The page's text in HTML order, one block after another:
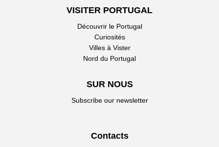
VISITER PORTUGAL
Découvrir le Portugal
Curiosités
Villes à Vister
Nord du Portugal
SUR NOUS
Subscribe our newsletter
Contacts